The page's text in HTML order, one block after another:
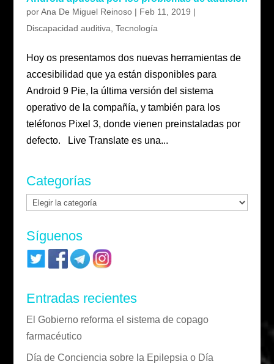
porAna De Miguel Reinoso| Feb 11, 2019 |
Discapacidad auditiva Tecnología
Hoy os presentamos dos nuevas herramientas de
accesibilidad que ya están disponibles para
Android 9 Pie, la última versión del sistema
operativo de la compañía, y también para los
teléfonos Pixel 3, donde vienen preinstaladas por
defecto. Live Translate es una...
Categorías
Categorías
Síguenos
Entradas recientes
El Gobierno reforma el sistema de copago
farmacéutico
Día de Conciencia sobre la Epilepsia o Día